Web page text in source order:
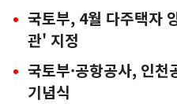
국토부, 4월 다주택자
관' 지정
국토부·공항공사, 인
기념식